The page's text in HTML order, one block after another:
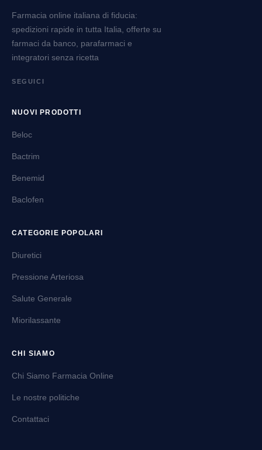
Farmacia online italiana di fiducia:
spedizioni rapide in tutta Italia, offerte su
farmaci da banco, parafarmaci e
integratori senza ricetta
SEGUICI
NUOVI PRODOTTI
Beloc
Bactrim
Benemid
Baclofen
CATEGORIE POPOLARI
Diuretici
Pressione Arteriosa
Salute Generale
Miorilassante
CHI SIAMO
Chi Siamo Farmacia Online
Le nostre politiche
Contattaci